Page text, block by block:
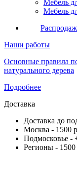
Мебель
Мебель
Наши работы
Основные правила
натурального дерева
Подробнее
Доставка
Доставка до
Москва - 1500
Подмосковье -
Регионы -